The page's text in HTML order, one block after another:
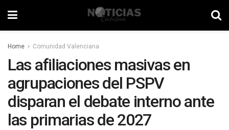
Home Comunidad Valenciana
Las afiliaciones masivas en
agrupaciones del PSPV
disparan el debate interno ante
las primarias de 2027